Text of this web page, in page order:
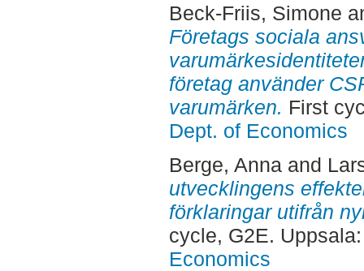
Beck-Friis, Simone
Företags sociala
företag använder
varumärken. First
Dept. of Economics
Berge, Anna and
utvecklingens
förklaringar utifrån
cycle, G2E.
Economics